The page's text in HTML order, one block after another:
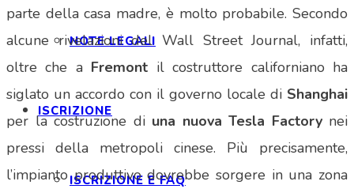
NOTE LEGALI
ISCRIZIONE
ISCRIZIONE E FAQ
parte della casa madre, è molto probabile. Secondo
alcune rivelazioni del Wall Street Journal, infatti,
oltre che a Fremont il costruttore californiano ha
siglato un accordo con il governo locale di Shanghai
per la costruzione di una nuova Tesla Factory nei
pressi della metropoli cinese. Più precisamente,
l’impianto produttivo dovrebbe sorgere in una zona